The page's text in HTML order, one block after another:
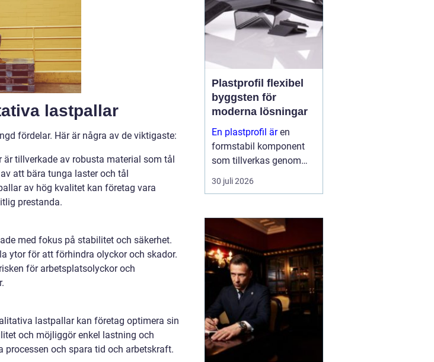
lastpallar
fördelar. Här är några av de viktigaste:
tillverkade av robusta material som tål
att bära tunga laster och tål
av hög kvalitet kan företag vara
prestanda.
med fokus på stabilitet och säkerhet.
ytor för att förhindra olyckor och skador.
för arbetsplatsolyckor och
lastpallar kan företag optimera sin
och möjliggör enkel lastning och
och spara tid och arbetskraft.
allt oftare...
Plastprofil flexibel
byggsten för
moderna lösningar
En plastprofil ären
formstabil komponent
som tillverkas genom
extrudering av plast, ofta
i långa längder och med
geometri. Profilerna
används som tätningar,
lister, s...
30 juli 2026